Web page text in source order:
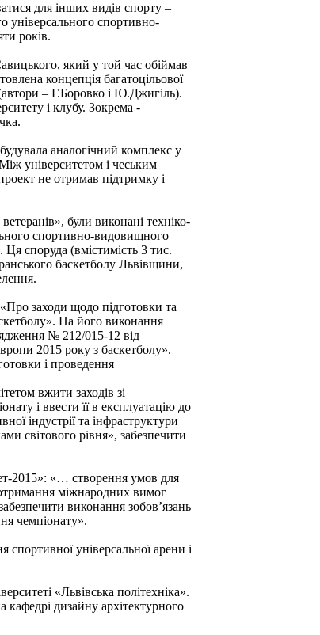
для інших видів спорту –
універсального спортивно-
років.
який у той час обіймав
концепція багатоцільової
– Г.Боровко і Ю.Джигіль).
і клубу. Зокрема -
аналогічний комплекс у
університетом і чеським
не отримав підтримку і
були виконані техніко-
спортивно-видовищного
споруда (вмістимість 3 тис.
баскетболу Львівщини,
заходи щодо підготовки та
На його виконання
№ 212/015-12 від
2015 року з баскетболу».
і проведення
вжити заходів зі
і ввести її в експлуатацію до
індустрії та інфраструктури
світового рівня», забезпечити
2015»: «… створення умов для
міжнародних вимог
виконання зобов’язань
чемпіонату».
універсальної арени і
«Львівська політехніка».
дизайну архітектурного